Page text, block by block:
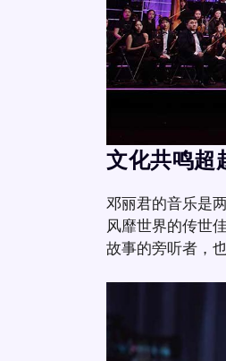
文化共鸣超
邓丽君的音乐是
风靡世界的传世
故事的旁听者，